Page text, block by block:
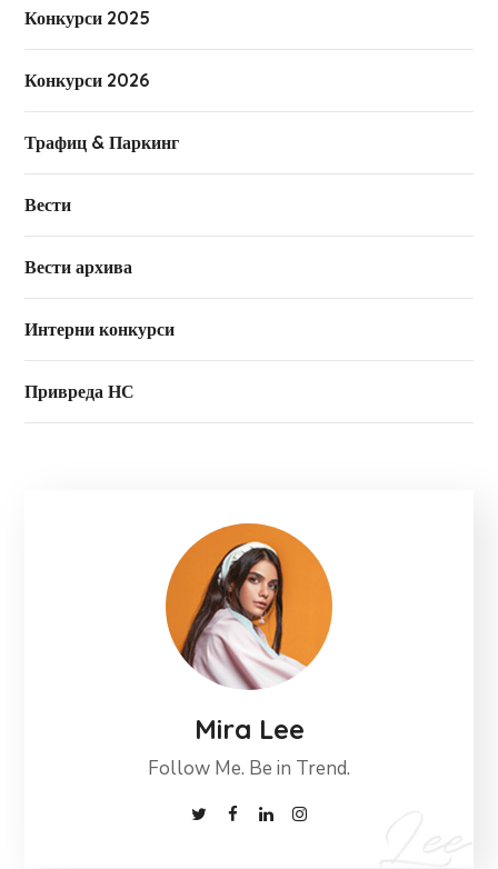
Конкурси 2025
Конкурси 2026
Трафиц & Паркинг
Вести
Вести архива
Интерни конкурси
Привреда НС
Mira Lee
Follow Me. Be in Trend.